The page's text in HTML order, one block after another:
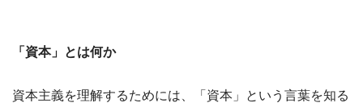
「資本」とは何か
資本主義を理解するためには、「資本」という言葉を知る